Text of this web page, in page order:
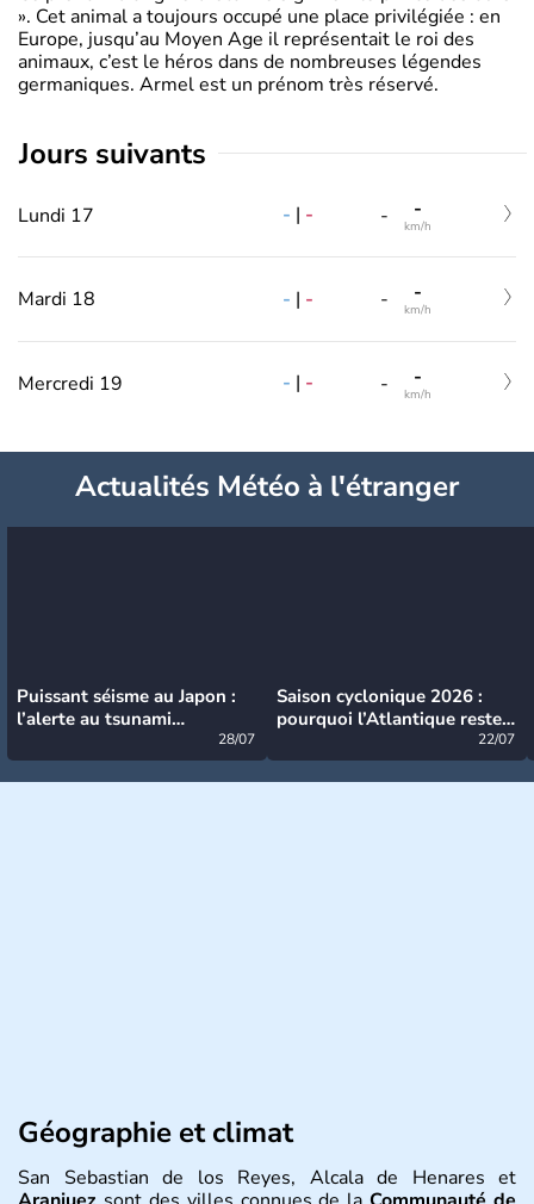
». Cet animal a toujours occupé une place privilégiée : en
Europe, jusqu’au Moyen Age il représentait le roi des
animaux, c’est le héros dans de nombreuses légendes
germaniques. Armel est un prénom très réservé.
jours suivants
Lundi 17 - | - - -
km/h
Mardi 18 - | - - -
km/h
Mercredi 19 - | - - -
km/h
Actualités Météo à l'étranger
Puissant séisme au Japon :
l’alerte au tsunami
28/07
Saison cyclonique 2026 :
pourquoi l’Atlantique reste
22/07
Géographie et climat
San Sebastian de los Reyes, Alcala de Henares et